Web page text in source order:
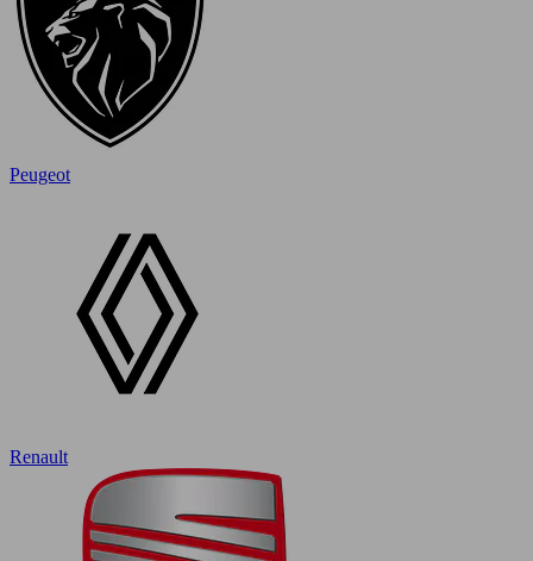
Peugeot
Renault